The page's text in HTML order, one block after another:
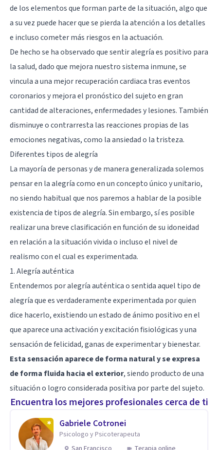
de los elementos que forman parte de la situación, algo que
a su vez puede hacer que se pierda la atención a los detalles
e incluso cometer más riesgos en la actuación.
De hecho se ha observado que sentir alegría es positivo para
la salud, dado que mejora nuestro sistema inmune, se
vincula a una mejor recuperación cardiaca tras eventos
coronarios y mejora el pronóstico del sujeto en gran
cantidad de alteraciones, enfermedades y lesiones. También
disminuye o contrarresta las reacciones propias de las
emociones negativas, como la ansiedad o la tristeza.
Diferentes tipos de alegría
La mayoría de personas y de manera generalizada solemos
pensar en la alegría como en un concepto único y unitario,
no siendo habitual que nos paremos a hablar de la posible
existencia de tipos de alegría. Sin embargo, sí es posible
realizar una breve clasificación en función de su idoneidad
en relación a la situación vivida o incluso el nivel de
realismo con el cual es experimentada.
1. Alegría auténtica
Entendemos por alegría auténtica o sentida aquel tipo de
alegría que es verdaderamente experimentada por quien
dice hacerlo, existiendo un estado de ánimo positivo en el
que aparece una activación y excitación fisiológicas y una
sensación de felicidad, ganas de experimentar y bienestar.
Esta sensación aparece de forma natural y se expresa
de forma fluida hacia el exterior, siendo producto de una
situación o logro considerada positiva por parte del sujeto.
Encuentra los mejores profesionales cerca de ti
Gabriele Cotronei
Psicologo y Psicoterapeuta